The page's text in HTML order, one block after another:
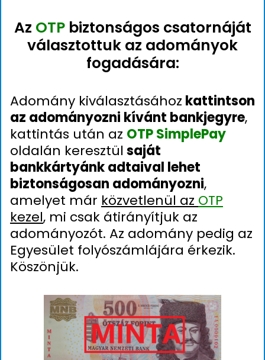
Az OTPbiztonságos csatornáját
választottuk az adományok
fogadására:
Adomány kiválasztásához kattintson
az adományozni kívánt bankjegyre,
kattintás után az OTP SimplePay
oldalán keresztül saját
bankkártyánk adtaival lehet
biztonságosan adományozni,
amelyet már közvetlenül az OTP
kezel, mi csak átirányítjuk az
adományozót. Az adomány pedig az
Egyesület folyószámlájára érkezik.
Köszönjük.